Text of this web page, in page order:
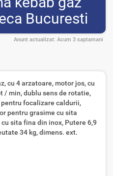
Bucuresti
Anunt actualizat: Acum 3 saptamani
cu 4 arzatoare, motor jos, cu
/ min, dublu sens de rotatie,
focalizare caldurii,
pentru grasime cu sita
sita fina din inox, Putere 6,9
34 kg, dimens. ext.